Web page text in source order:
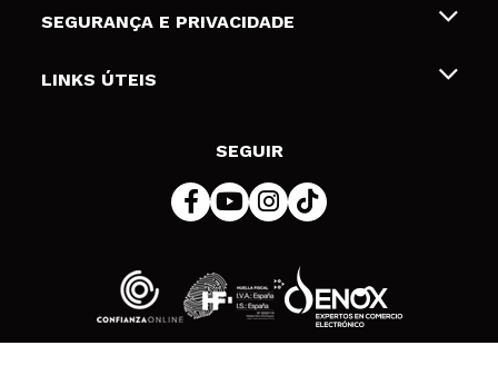
Gift Cards
Envios e Devoluções
Formas de pagamento
SEGURANÇA E PRIVACIDADE
Termos e Privacidade
LINKS ÚTEIS
SEGUIR